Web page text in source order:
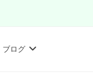
ブログ